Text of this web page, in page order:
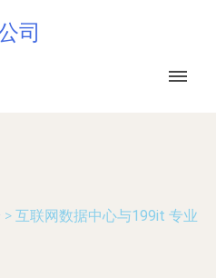
司
> 互联网数据中心与199it 专业